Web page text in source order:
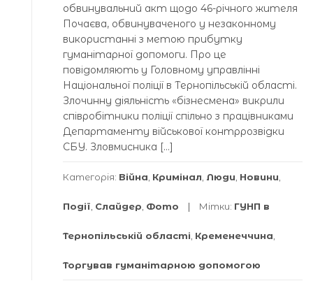
обвинувальний акт щодо 46-річного жителя
Почаєва, обвинуваченого у незаконному
використанні з метою прибутку
гуманітарної допомоги. Про це
повідомляють у Головному управлінні
Національної поліції в Тернопільській області.
Злочинну діяльність «бізнесмена» викрили
співробітники поліції спільно з працівниками
Департаменту військової контррозвідки
СБУ. Зловмисника […]
Категорія: Війна Кримінал Люди Новини
Події Слайдер Фото Мітки: ГУНП в
Тернопільській області Кременеччина
Торгував гуманітарною допомогою